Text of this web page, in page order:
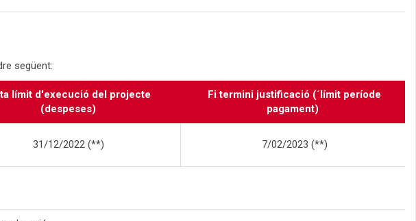
següent:
límit d'execució del projecte
(despeses)
Fi termini justificació (´límit període
pagament)
31/12/2022 (**) 7/02/2023 (**)